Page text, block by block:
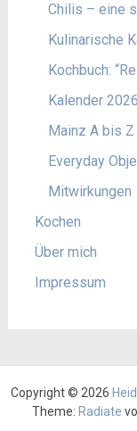
Chilis – eine
Kulinarische
Kochbuch:
Kalender 2026
Mainz A bis Z
Everyday
Mitwirkungen
Kochen
Über mich
Impressum
Copyright © 2026
Theme: Radiate